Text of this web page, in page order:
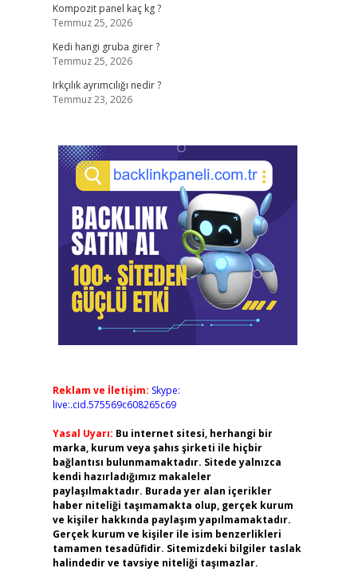
Kompozit panel kaç kg ?
Temmuz 25, 2026
Kedi hangi gruba girer ?
Temmuz 25, 2026
Irkçılık ayrımcılığı nedir ?
Temmuz 23, 2026
Reklam ve İletişim: Skype:
live:.cid.575569c608265c69
Yasal Uyarı: Bu internet sitesi, herhangi bir
marka, kurum veya şahıs şirketi ile hiçbir
bağlantısı bulunmamaktadır. Sitede yalnızca
kendi hazırladığımız makaleler
paylaşılmaktadır. Burada yer alan içerikler
haber niteliği taşımamakta olup, gerçek kurum
ve kişiler hakkında paylaşım yapılmamaktadır.
Gerçek kurum ve kişiler ile isim benzerlikleri
tamamen tesadüfidir. Sitemizdeki bilgiler taslak
halindedir ve tavsiye niteliği taşımazlar.